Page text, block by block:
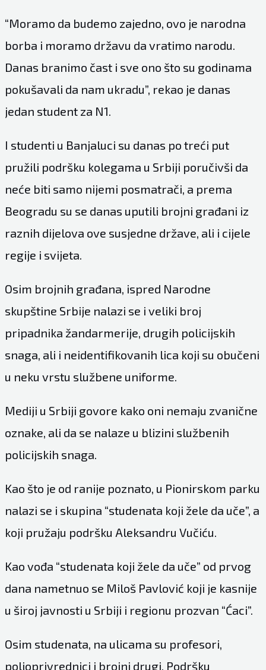
“Moramo da budemo zajedno, ovo je narodna
borba i moramo državu da vratimo narodu.
Danas branimo čast i sve ono što su godinama
pokušavali da nam ukradu”, rekao je danas
jedan student za N1.
I studenti u Banjaluci su danas po treći put
pružili podršku kolegama u Srbiji poručivši da
neće biti samo nijemi posmatrači, a prema
Beogradu su se danas uputili brojni građani iz
raznih dijelova ove susjedne države, ali i cijele
regije i svijeta.
Osim brojnih građana, ispred Narodne
skupštine Srbije nalazi se i veliki broj
pripadnika žandarmerije, drugih policijskih
snaga, ali i neidentifikovanih lica koji su obučeni
u neku vrstu službene uniforme.
Mediji u Srbiji govore kako oni nemaju zvanične
oznake, ali da se nalaze u blizini službenih
policijskih snaga.
Kao što je od ranije poznato, u Pionirskom parku
nalazi se i skupina “studenata koji žele da uče”, a
koji pružaju podršku Aleksandru Vučiću.
Kao vođa “studenata koji žele da uče” od prvog
dana nametnuo se Miloš Pavlović koji je kasnije
u široj javnosti u Srbiji i regionu prozvan “Ćaci”.
Osim studenata, na ulicama su profesori,
poljoprivrednici i brojni drugi. Podršku